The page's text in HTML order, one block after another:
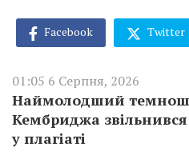
Facebook Twitter
01:05 6 Серпня, 2026
Наймолодший
Кембриджа
у плагіаті